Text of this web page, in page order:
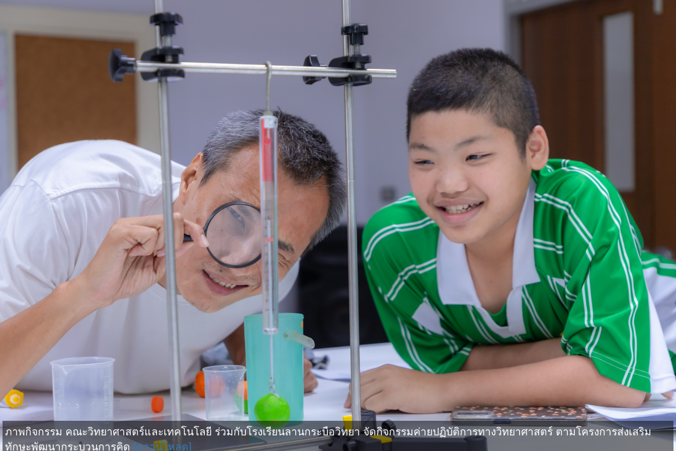
ภาพกิจกรรม คณะวิทยาศาสตร์และเทคโนโลยี ร่วมกับโรงเรียนลานกระบือวิทยา จัดกิจกรรมค่ายปฏิบัติการทางวิทยาศาสตร์ ตามโครงการส่งเสริม
ทักษะพัฒนากระบวนการคิด [ดาวน์โหลด]